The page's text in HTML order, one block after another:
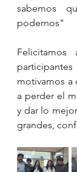
sabemos
podernos"
motivamos a
a perder el
y dar lo
grandes,